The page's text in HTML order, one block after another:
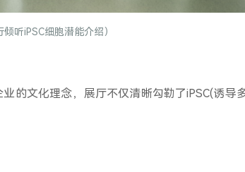
倾听iPSC细胞潜能介绍）
的文化理念，展厅不仅清晰勾勒了iPSC(诱导